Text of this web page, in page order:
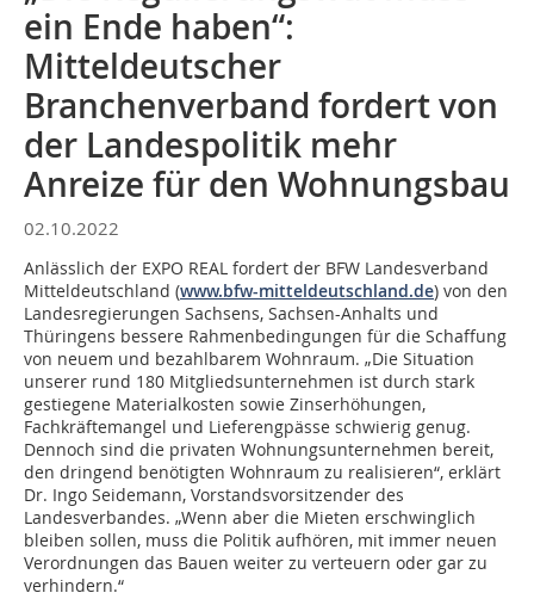
ein Ende haben“:
Mitteldeutscher
Branchenverband fordert von
der Landespolitik mehr
Anreize für den Wohnungsbau
02.10.2022
Anlässlich der EXPO REAL fordert der BFW Landesverband
Mitteldeutschland (www.bfw-mitteldeutschland.de) von den
Landesregierungen Sachsens, Sachsen-Anhalts und
Thüringens bessere Rahmenbedingungen für die Schaffung
von neuem und bezahlbarem Wohnraum. „Die Situation
unserer rund 180 Mitgliedsunternehmen ist durch stark
gestiegene Materialkosten sowie Zinserhöhungen,
Fachkräftemangel und Lieferengpässe schwierig genug.
Dennoch sind die privaten Wohnungsunternehmen bereit,
den dringend benötigten Wohnraum zu realisieren“, erklärt
Dr. Ingo Seidemann, Vorstandsvorsitzender des
Landesverbandes. „Wenn aber die Mieten erschwinglich
bleiben sollen, muss die Politik aufhören, mit immer neuen
Verordnungen das Bauen weiter zu verteuern oder gar zu
verhindern.“